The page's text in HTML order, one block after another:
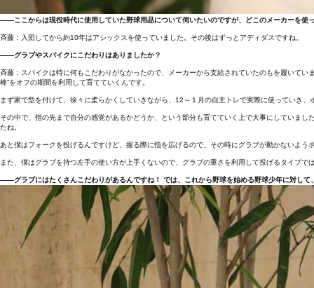
――ここからは現役時代に使用していた野球用品について伺いたいのですが、どこのメーカーを使
斉藤：入団してから約10年はアシックスを使っていました。その後はずっとアディダスですね。
――グラブやスパイクにこだわりはありましたか？
斉藤：スパイクは特に何もこだわりがなかったので、メーカーから支給されていたのもを履いて
棒”をオフの期間を利用して育てていくんです。
まず家で型を付けて、徐々に柔らかくしていきながら、12～１月の自主トレで実際に使っていき
その中で、指の先まで自分の感覚があるかどうか、という部分も育てていく上で大事にしていま
たね。
あと僕はフォークを投げるんですけど、握る際に指を広げるので、その時にグラブが動かないよう
また、僕はグラブを持つ左手の使い方が上手くないので、グラブの重さを利用して投げるタイプ
――グラブにはたくさんこだわりがあるんですね！ では、これから野球を始める野球少年に対して